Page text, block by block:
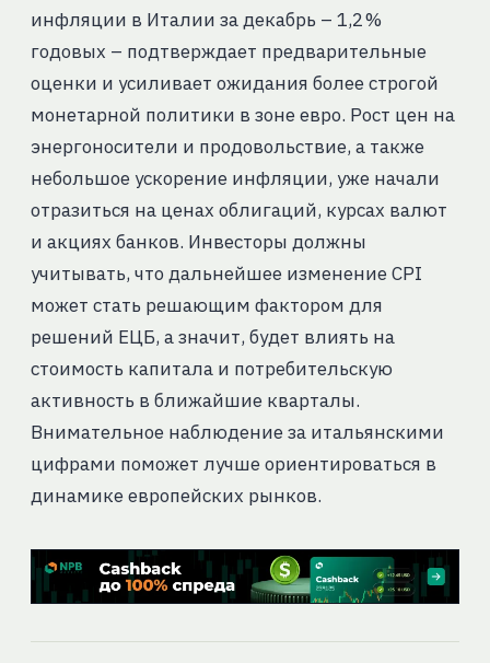
инфляции в Италии за декабрь – 1,2 %
годовых – подтверждает предварительные
оценки и усиливает ожидания более строгой
монетарной политики в зоне евро. Рост цен на
энергоносители и продовольствие, а также
небольшое ускорение инфляции, уже начали
отразиться на ценах облигаций, курсах валют
и акциях банков. Инвесторы должны
учитывать, что дальнейшее изменение CPI
может стать решающим фактором для
решений ЕЦБ, а значит, будет влиять на
стоимость капитала и потребительскую
активность в ближайшие кварталы.
Внимательное наблюдение за итальянскими
цифрами поможет лучше ориентироваться в
динамике европейских рынков.